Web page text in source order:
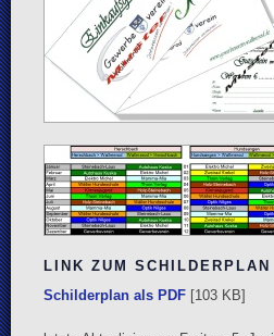
LINK ZUM SCHILDERPLAN
Schilderplan als PDF [103 KB]